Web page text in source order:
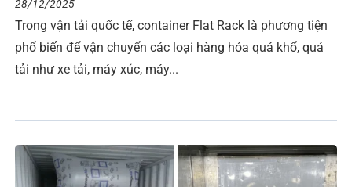
28/12/2025
Trong vận tải quốc tế, container Flat Rack là phương tiện
phổ biến để vận chuyển các loại hàng hóa quá khổ, quá
tải như xe tải, máy xúc, máy...